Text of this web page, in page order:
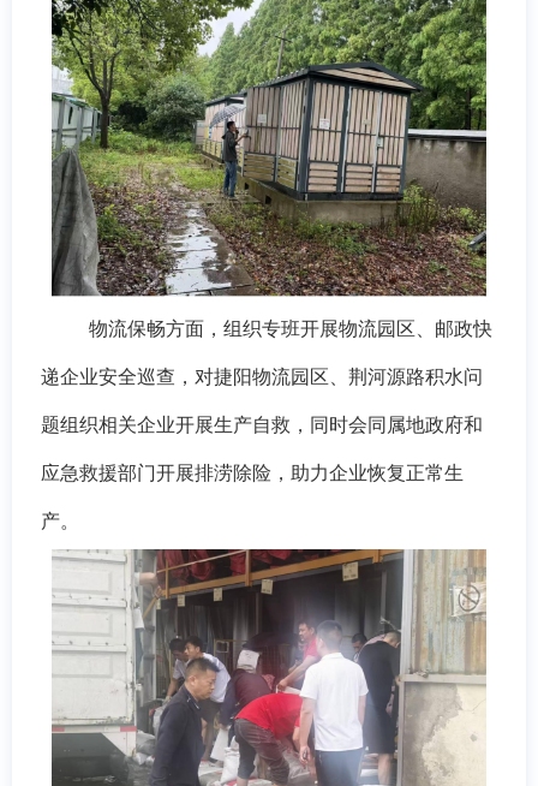
物流保畅方面，组织专班开展物流园区、邮政快
递企业安全巡查，对捷阳物流园区、荆河源路积水问
题组织相关企业开展生产自救，同时会同属地政府和
应急救援部门开展排涝除险，助力企业恢复正常生
产。